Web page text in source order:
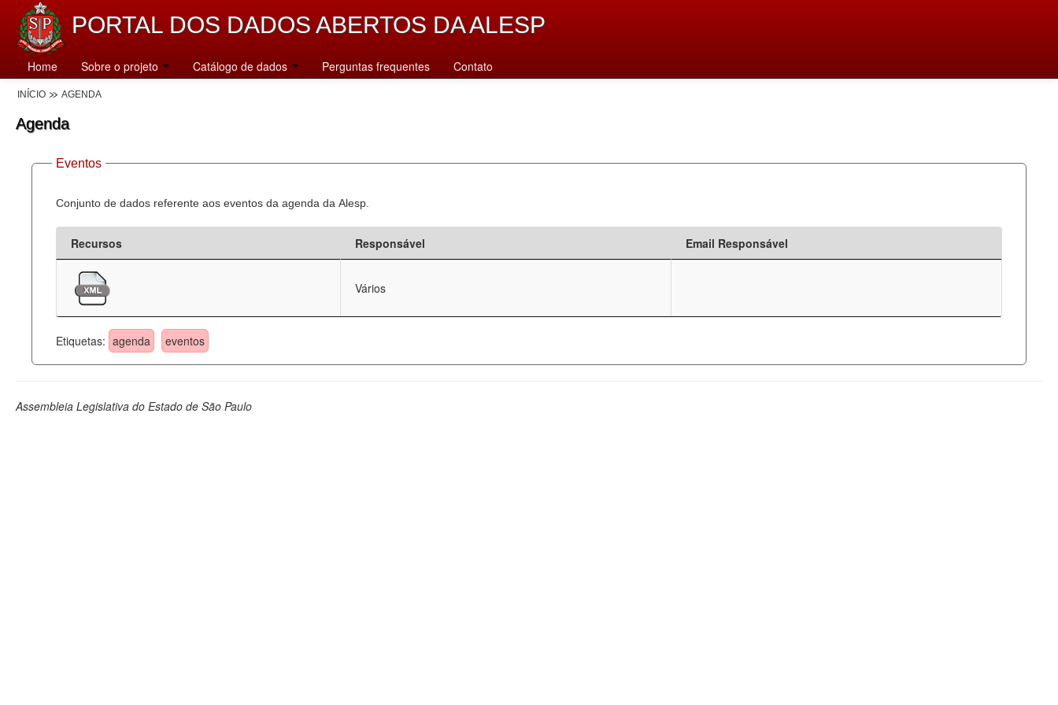
PORTAL DOS DADOS ABERTOS DA ALESP
Home Sobre o projeto Catálogo de dados Perguntas frequentes Contato
INÍCIO AGENDA
Agenda
Eventos
Conjunto de dados referente aos eventos da agenda da Alesp.
Recursos Responsável Email Responsável
Vários
Etiquetas: agenda eventos
Assembleia Legislativa do Estado de São Paulo